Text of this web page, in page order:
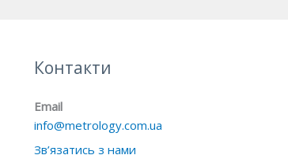
Контакти
Email
info@metrology.com.ua
Зв’язатись з нами